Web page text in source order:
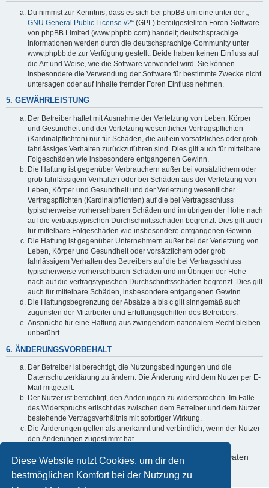
Diese Website nutzt Cookies, um dir den
bestmöglichen Komfort bei der Nutzung zu
Du nimmst zur Kenntnis, dass es sich bei phpBB um eine unter der „
GNU General Public License v2“ (GPL) bereitgestellten Foren-Software
von phpBB Limited (www.phpbb.com) handelt; deutschsprachige
Informationen werden durch die deutschsprachige Community unter
www.phpbb.de zur Verfügung gestellt. Beide haben keinen Einfluss auf
die Art und Weise, wie die Software verwendet wird. Sie können
insbesondere die Verwendung der Software für bestimmte Zwecke nicht
untersagen oder auf Inhalte fremder Foren Einfluss nehmen.
5. GEWÄHRLEISTUNG
Der Betreiber haftet mit Ausnahme der Verletzung von Leben, Körper
und Gesundheit und der Verletzung wesentlicher Vertragspflichten
(Kardinalpflichten) nur für Schäden, die auf ein vorsätzliches oder grob
fahrlässiges Verhalten zurückzuführen sind. Dies gilt auch für mittelbare
Folgeschäden wie insbesondere entgangenen Gewinn.
Die Haftung ist gegenüber Verbrauchern außer bei vorsätzlichem oder
grob fahrlässigem Verhalten oder bei Schäden aus der Verletzung von
Leben, Körper und Gesundheit und der Verletzung wesentlicher
Vertragspflichten (Kardinalpflichten) auf die bei Vertragsschluss
typischerweise vorhersehbaren Schäden und im übrigen der Höhe nach
auf die vertragstypischen Durchschnittsschäden begrenzt. Dies gilt auch
für mittelbare Folgeschäden wie insbesondere entgangenen Gewinn.
Die Haftung ist gegenüber Unternehmern außer bei der Verletzung von
Leben, Körper und Gesundheit oder vorsätzlichem oder grob
fahrlässigem Verhalten des Betreibers auf die bei Vertragsschluss
typischerweise vorhersehbaren Schäden und im Übrigen der Höhe
nach auf die vertragstypischen Durchschnittsschäden begrenzt. Dies gilt
auch für mittelbare Schäden, insbesondere entgangenen Gewinn.
Die Haftungsbegrenzung der Absätze a bis c gilt sinngemäß auch
zugunsten der Mitarbeiter und Erfüllungsgehilfen des Betreibers.
Ansprüche für eine Haftung aus zwingendem nationalem Recht bleiben
unberührt.
6. ÄNDERUNGSVORBEHALT
Der Betreiber ist berechtigt, die Nutzungsbedingungen und die
Datenschutzerklärung zu ändern. Die Änderung wird dem Nutzer per E-
Mail mitgeteilt.
Der Nutzer ist berechtigt, den Änderungen zu widersprechen. Im Falle
des Widerspruchs erlischt das zwischen dem Betreiber und dem Nutzer
bestehende Vertragsverhältnis mit sofortiger Wirkung.
Die Änderungen gelten als anerkannt und verbindlich, wenn der Nutzer
den Änderungen zugestimmt hat.
Informationen über den Umgang mit deinen persönlichen Daten
sind in der Datenschutzerklärung enthalten.